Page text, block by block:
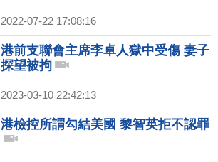
2022-07-22 17:08:16
港前支聯會主席李卓人獄中受傷 妻子
探望被拘
2023-03-10 22:42:13
港檢控所謂勾結美國 黎智英拒不認罪